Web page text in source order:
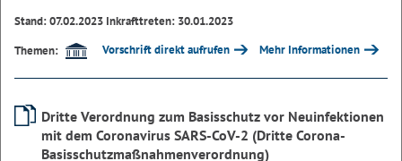
Stand: 07.02.2023 Inkrafttreten: 30.01.2023
Themen:
Vorschrift direkt aufrufen Mehr Informationen
Dritte Verordnung zum Basisschutz vor Neuinfektionen
mit dem Coronavirus SARS-CoV-2 (Dritte Corona-
Basisschutzmaßnahmenverordnung)